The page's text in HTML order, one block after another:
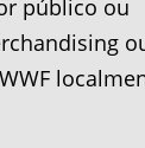
público ou